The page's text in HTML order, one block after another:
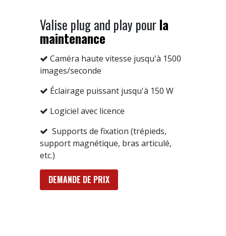
Valise plug and play pourla
maintenance
Caméra haute vitesse jusqu'à 1500
images/seconde
Éclairage puissant jusqu'à 150 W
Logiciel avec licence
Supports de fixation (trépieds,
support magnétique, bras articulé,
etc.)
DEMANDE DE PRIX